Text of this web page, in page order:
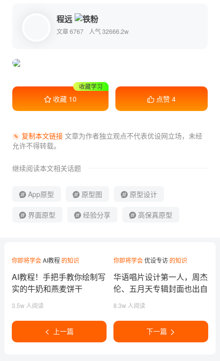
程远
文章 6767 人气 32666.2w
收藏 10
收藏学习
点赞 4
复制本文链接文章为作者独立观点不代表优设网立场， 未经
允许不得转载。
继续阅读本文相关话题
App原型 原型图 原型设计
界面原型 经验分享 高保真原型
你即将学会AI教程的知识
AI教程！手把手教你绘制写
实的牛奶和燕麦饼干
3.5w 人阅读
上一篇
你即将学会优设专访 的知识
华语唱片设计第一人，周杰
伦、五月天专辑封面也出自
他手！
8.3w 人阅读
下一篇